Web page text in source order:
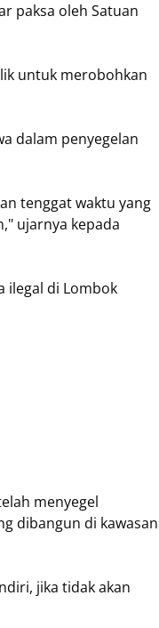
paksa oleh Satuan
untuk merobohkan
dalam penyegelan
tenggat waktu yang
ujarnya kepada
ilegal di Lombok
menyegel
dibangun di kawasan
jika tidak akan